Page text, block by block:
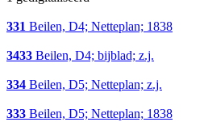
331 Beilen, D4; Netteplan; 1838
3433 Beilen, D4; bijblad; z.j.
334 Beilen, D5; Netteplan; z.j.
333 Beilen, D5; Netteplan; 1838